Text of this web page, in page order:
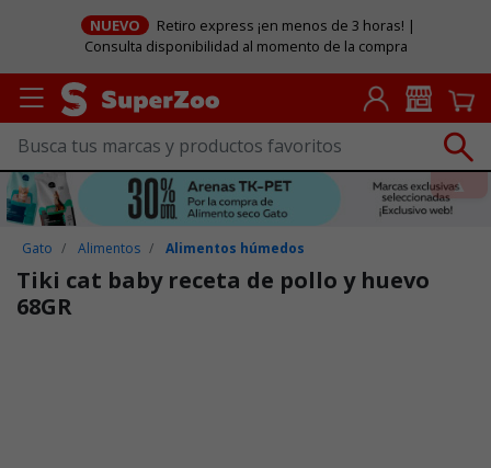
NUEVO
Retiro express ¡en menos de 3 horas! |
Consulta disponibilidad al momento de la compra
Gato Alimentos Alimentos húmedos
Tiki cat baby receta de pollo y huevo
68GR